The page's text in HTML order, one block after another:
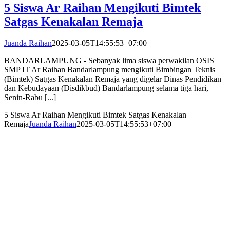
5 Siswa Ar Raihan Mengikuti Bimtek
Satgas Kenakalan Remaja
Juanda Raihan2025-03-05T14:55:53+07:00
BANDARLAMPUNG - Sebanyak lima siswa perwakilan OSIS
SMP IT Ar Raihan Bandarlampung mengikuti Bimbingan Teknis
(Bimtek) Satgas Kenakalan Remaja yang digelar Dinas Pendidikan
dan Kebudayaan (Disdikbud) Bandarlampung selama tiga hari,
Senin-Rabu [...]
5 Siswa Ar Raihan Mengikuti Bimtek Satgas Kenakalan
RemajaJuanda Raihan2025-03-05T14:55:53+07:00